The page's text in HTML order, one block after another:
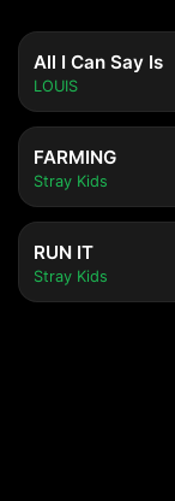
All I Can Say Is
LOUIS
FARMING
Stray Kids
RUN IT
Stray Kids